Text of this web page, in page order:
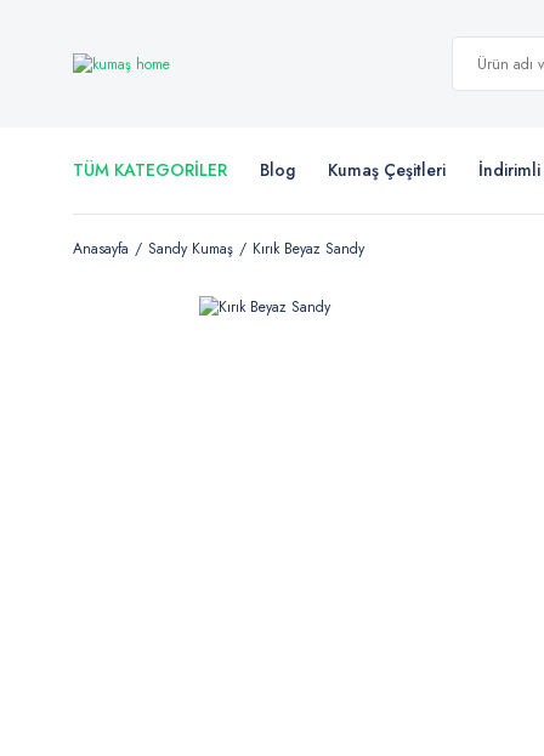
TÜM KATEGORİLER Blog Kumaş Çeşitleri
Anasayfa Sandy Kumaş Kırık Beyaz Sandy